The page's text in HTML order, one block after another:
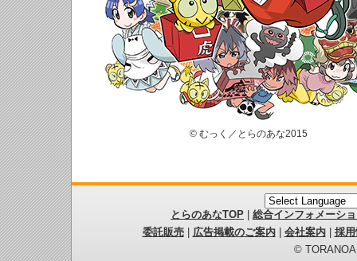
© むっく／とらのあな2015
とらのあなTOP
総合インフォメーシ
委託販売| 広告掲載のご案内| 会社案内| 採
©